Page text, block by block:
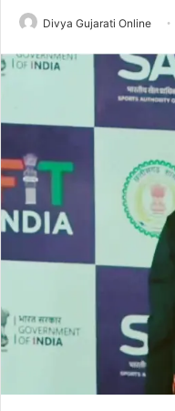
Divya Gujarati Online